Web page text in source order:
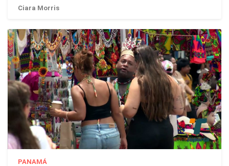
Ciara Morris
PANAMÁ